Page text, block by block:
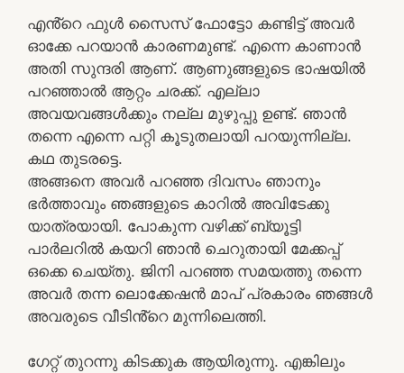
എൻ്റെ ഫുൾ സൈസ് ഫോട്ടോ കണ്ടിട്ട് അവർ
ഓക്കേ പറയാൻ കാരണമുണ്ട്. എന്നെ കാണാൻ
അതി സുന്ദരി ആണ്. ആണുങ്ങളുടെ ഭാഷയിൽ
പറഞ്ഞാൽ ആറ്റം ചരക്ക്. എല്ലാ
അവയവങ്ങൾക്കും നല്ല മുഴുപ്പു ഉണ്ട്. ഞാൻ
തന്നെ എന്നെ പറ്റി കൂടുതലായി പറയുന്നില്ല.
കഥ തുടരട്ടെ.
അങ്ങനെ അവർ പറഞ്ഞ ദിവസം ഞാനും
ഭർത്താവും ഞങ്ങളുടെ കാറിൽ അവിടേക്കു
യാത്രയായി. പോകുന്ന വഴിക്ക് ബ്യൂട്ടി
പാർലറിൽ കയറി ഞാൻ ചെറുതായി മേക്കപ്പ്
ഒക്കെ ചെയ്തു. ജിനി പറഞ്ഞ സമയത്തു തന്നെ
അവർ തന്ന ലൊക്കേഷൻ മാപ് പ്രകാരം ഞങ്ങൾ
അവരുടെ വീടിൻ്റെ മുന്നിലെത്തി.
ഗേറ്റ് തുറന്നു കിടക്കുക ആയിരുന്നു. എങ്കിലും